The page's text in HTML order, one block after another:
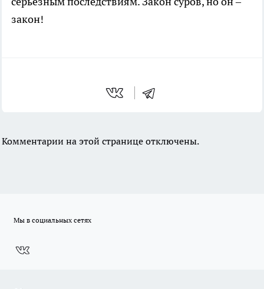
закон!
Комментарии на этой странице отключены.
Мы в социальных сетях